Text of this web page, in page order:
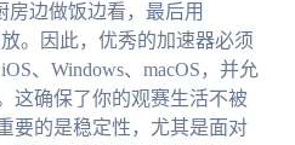
房边做饭边看，最后用
。因此，优秀的加速器必须
、Windows、macOS，并允
这确保了你的观赛生活不被
要的是稳定性，尤其是面对